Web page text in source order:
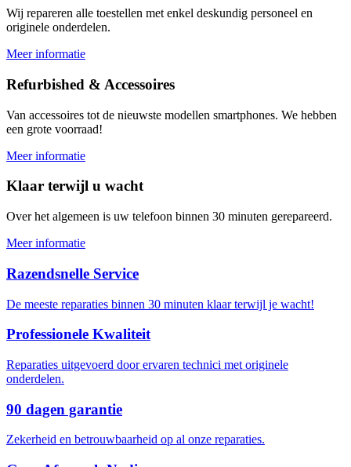
Wij repareren alle toestellen met enkel deskundig personeel en
originele onderdelen.
Meer informatie
Refurbished & Accessoires
Van accessoires tot de nieuwste modellen smartphones. We hebben
een grote voorraad!
Meer informatie
Klaar terwijl u wacht
Over het algemeen is uw telefoon binnen 30 minuten gerepareerd.
Meer informatie
Razendsnelle Service
De meeste reparaties binnen 30 minuten klaar terwijl je wacht!
Professionele Kwaliteit
Reparaties uitgevoerd door ervaren technici met originele
onderdelen.
90 dagen garantie
Zekerheid en betrouwbaarheid op al onze reparaties.